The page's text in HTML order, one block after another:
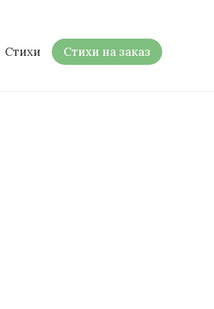
Стихи Стихи на заказ